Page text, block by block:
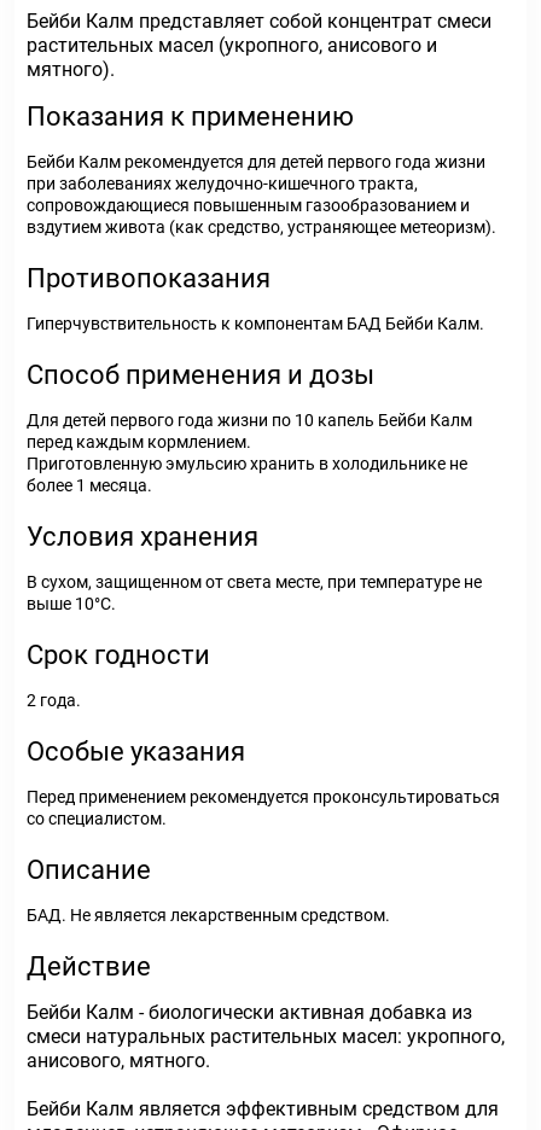
Бейби Калм представляет собой концентрат смеси
растительных масел (укропного, анисового и
мятного).
Показания к применению
Бейби Калм рекомендуется для детей первого года жизни
при заболеваниях желудочно-кишечного тракта,
сопровождающиеся повышенным газообразованием и
вздутием живота (как средство, устраняющее метеоризм).
Противопоказания
Гиперчувствительность к компонентам БАД Бейби Калм.
Способ применения и дозы
Для детей первого года жизни по 10 капель Бейби Калм
перед каждым кормлением.
Приготовленную эмульсию хранить в холодильнике не
более 1 месяца.
Условия хранения
В сухом, защищенном от света месте, при температуре не
выше 10°C.
Срок годности
2 года.
Особые указания
Перед применением рекомендуется проконсультироваться
со специалистом.
Описание
БАД. Не является лекарственным средством.
Действие
Бейби Калм - биологически активная добавка из
смеси натуральных растительных масел: укропного,
анисового, мятного.
Бейби Калм является эффективным средством для